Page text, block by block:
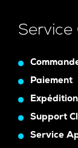
Service
Paiement
Support
Service